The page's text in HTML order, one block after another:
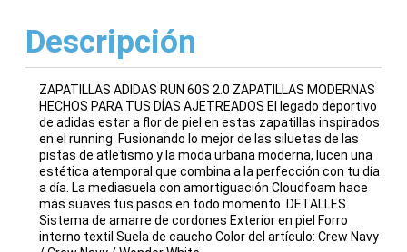
Descripción
ZAPATILLAS ADIDAS RUN 60S 2.0 ZAPATILLAS MODERNAS
HECHOS PARA TUS DÍAS AJETREADOS El legado deportivo
de adidas estar a flor de piel en estas zapatillas inspirados
en el running. Fusionando lo mejor de las siluetas de las
pistas de atletismo y la moda urbana moderna, lucen una
estética atemporal que combina a la perfección con tu día
a día. La mediasuela con amortiguación Cloudfoam hace
más suaves tus pasos en todo momento. DETALLES
Sistema de amarre de cordones Exterior en piel Forro
interno textil Suela de caucho Color del artículo: Crew Navy